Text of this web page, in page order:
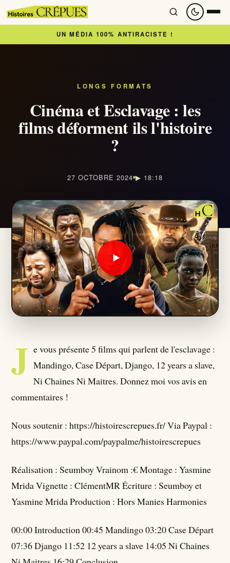
Articles
Nous soutenir
Qui Sommes Nous ?
Seumboy Vrainom:€
Journalistes
S'ABONNER
UN MÉDIA 100% ANTIRACISTE !
LONGS FORMATS
Cinéma et Esclavage : les
films déforment ils l'histoire
?
27 OCTOBRE 2024 ▶ 18:18
J e vous présente 5 films qui parlent de l'esclavage :
Mandingo, Case Départ, Django, 12 years a slave,
Ni Chaines Ni Maitres. Donnez moi vos avis en
commentaires !
Nous soutenir : https://histoirescrepues.fr/ Via Paypal :
https://www.paypal.com/paypalme/histoirescrepues
Réalisation : Seumboy Vrainom :€ Montage : Yasmine
Mrida Vignette : ClémentMR Écriture : Seumboy et
Yasmine Mrida Production : Hors Manies Harmonies
00:00 Introduction 00:45 Mandingo 03:20 Case Départ
07:36 Django 11:52 12 years a slave 14:05 Ni Chaines